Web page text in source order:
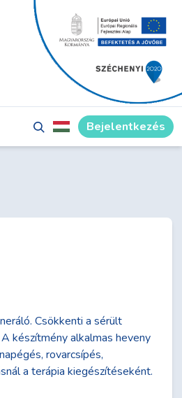
Bejelentkezés
Csökkenti a sérült
készítmény alkalmas heveny
rovarcsípés,
a terápia kiegészítéseként.